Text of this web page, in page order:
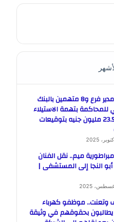
إحالة مدير فرع و8 متهمين بالبنك
للمحاكمة بتهمة الاستيلاء
على 23.5 مليون جنيه بتوقيعات
ميم.. نقل الفنان
النجا إلى المستشفى |
موظفو كهرباء
يطالبون بحقوقهم في وثيقة